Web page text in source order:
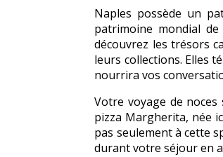
Naples possède un
patrimoine mondial
découvrez les trésors
leurs collections. Elles
nourrira vos
Votre voyage de
pizza Margherita, née
pas seulement à cette
durant votre séjour en